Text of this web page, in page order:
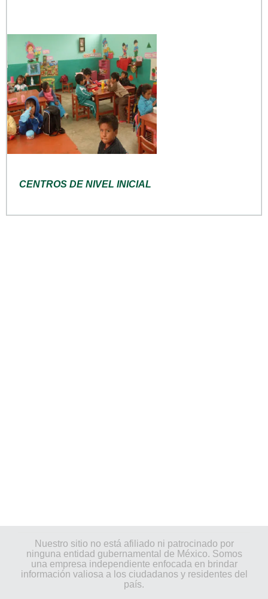
CENTROS DE NIVEL INICIAL
Nuestro sitio no está afiliado ni patrocinado por
ninguna entidad gubernamental de México. Somos
una empresa independiente enfocada en brindar
información valiosa a los ciudadanos y residentes del
país.